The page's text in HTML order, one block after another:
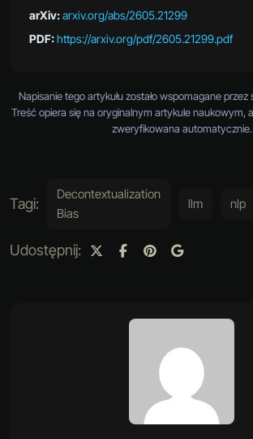
arXiv:arxiv.org/abs/2605.21299
PDF:https://arxiv.org/pdf/2605.21299.pdf
Napisanie tego artykułu zostało wspomagane
Treść opiera się na oryginalnym artykule naukowym, a
zweryfikowana automatycznie.
Tagi:
Decontextualization
Bias
llm nlp
Udostępnij: